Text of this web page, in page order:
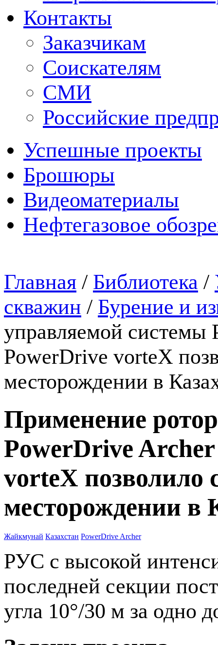
Контакты
Заказчикам
Соискателям
СМИ
Российские
Успешные проекты
Брошюры
Видеоматериалы
Нефтегазовое
Главная / Библиотека /
скважин / Бурение и
управляемой системы
PowerDrive vorteX
месторождении в
Применение
PowerDrive
vorteX позволило
месторождении в
Жайкмунай Казахстан PowerDrive Archer
РУС c высокой
последней секции
угла 10°/30 м за одно